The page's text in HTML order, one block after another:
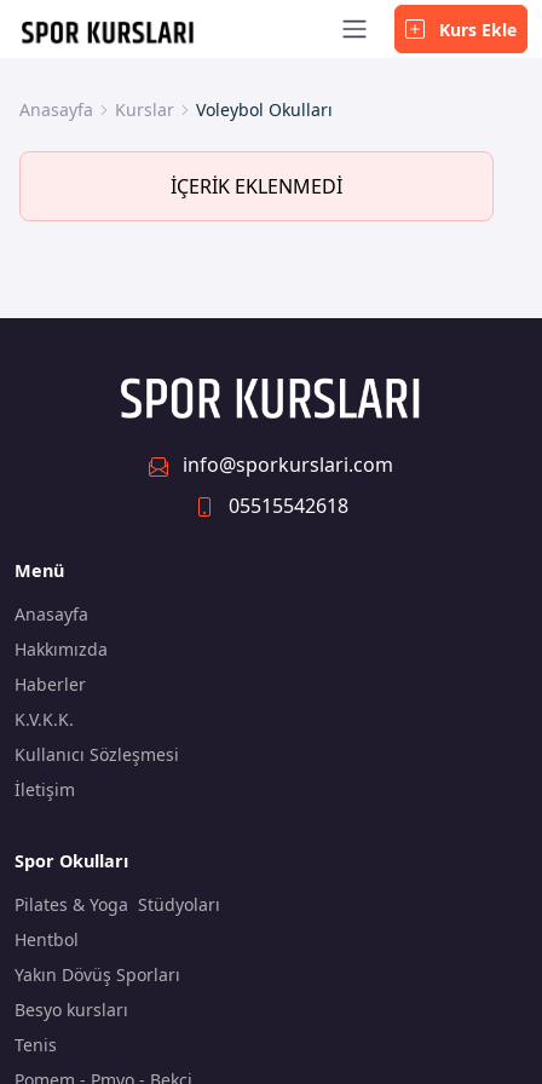
Kurs Ekle
Anasayfa Kurslar Voleybol Okulları
İÇERİK EKLENMEDİ
info@sporkurslari.com
05515542618
Menü
Anasayfa
Hakkımızda
Haberler
K.V.K.K.
Kullanıcı Sözleşmesi
İletişim
Spor Okulları
Pilates & Yoga Stüdyoları
Hentbol
Yakın Dövüş Sporları
Besyo kursları
Tenis